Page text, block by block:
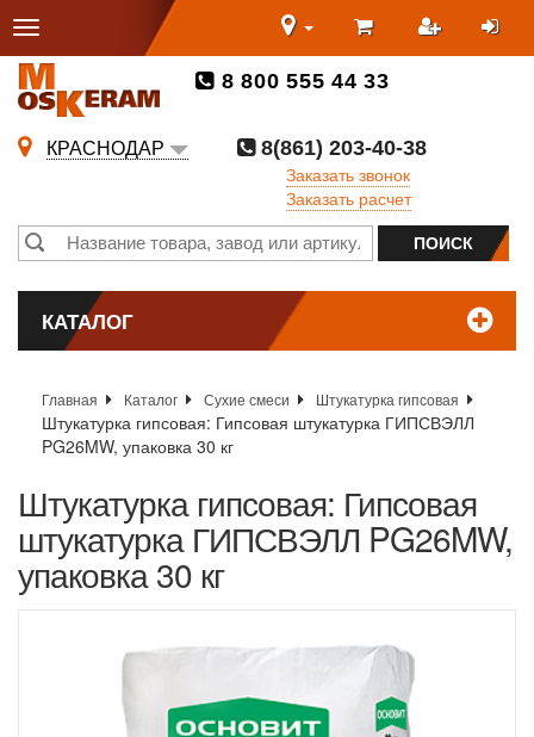
8 800 555 44 33
КРАСНОДАР
8(861) 203-40-38
Заказать звонок
Заказать расчет
КАТАЛОГ
Главная Каталог Сухие смеси Штукатурка гипсовая
Штукатурка гипсовая: Гипсовая штукатурка ГИПСВЭЛЛ
PG26MW, упаковка 30 кг
Штукатурка гипсовая: Гипсовая
штукатурка ГИПСВЭЛЛ PG26MW,
упаковка 30 кг